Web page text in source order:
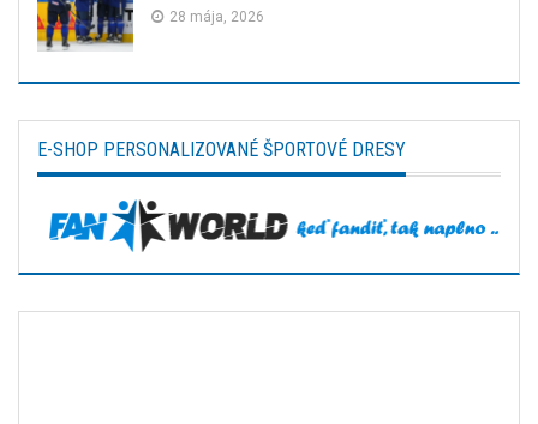
28 mája, 2026
E-SHOP PERSONALIZOVANÉ ŠPORTOVÉ DRESY